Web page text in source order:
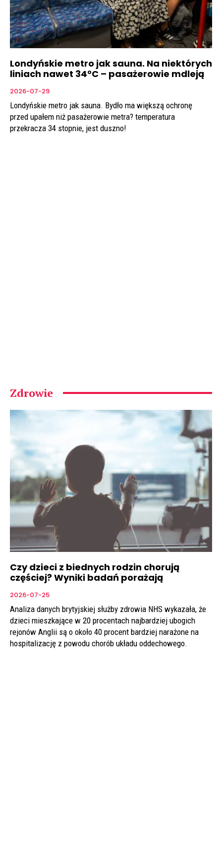
Londyńskie metro jak sauna. Na niektórych
liniach nawet 34°C – pasażerowie mdleją
2026-07-29
Londyńskie metro jak sauna. Bydło ma większą ochronę
przed upałem niż pasażerowie metra? temperatura
przekracza 34 stopnie, jest duszno!
Zdrowie
Czy dzieci z biednych rodzin chorują
częściej? Wyniki badań porażają
2026-07-25
Analiza danych brytyjskiej służby zdrowia NHS wykazała, że
dzieci mieszkające w 20 procentach najbardziej ubogich
rejonów Anglii są o około 40 procent bardziej narażone na
hospitalizację z powodu chorób układu oddechowego.